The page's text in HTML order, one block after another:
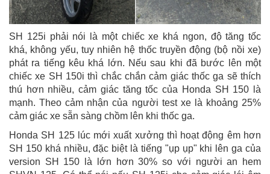
SH 125i phải nói là một chiếc xe khá ngon, độ tăng tốc
khá, không yếu, tuy nhiên hệ thốc truyền động (bộ nồi xe)
phát ra tiếng kêu khá lớn. Nếu sau khi đã bước lên một
chiếc xe SH 150i thì chắc chắn cảm giác thốc ga sẽ thích
thú hơn nhiều, cảm giác tăng tốc của Honda SH 150 là
mạnh. Theo cảm nhận của người test xe là khoảng 25%
cảm giác xe sẵn sàng chồm lên khi thốc ga.
Honda SH 125 lúc mới xuất xưởng thì hoạt động êm hơn
SH 150 khá nhiều, đặc biệt là tiếng "ụp ụp" khi lên ga của
version SH 150 là lớn hơn 30% so với người an hem